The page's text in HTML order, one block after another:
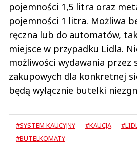
pojemności 1,5 litra oraz
pojemności 1 litra. Możliwa
ręczna lub do automatów,
miejsce w przypadku Lidla.
możliwości wydawania przez
zakupowych dla konkretnej
będą wyłącznie butelki
#SYSTEM KAUCYJNY #KAUCJA
#BUTELKOMATY